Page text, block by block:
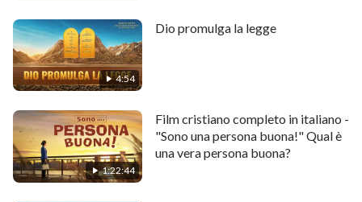
4:54
Dio promulga la legge
1:22:44
Film cristiano completo in italiano -
"Sono una persona buona!" Qual è
una vera persona buona?